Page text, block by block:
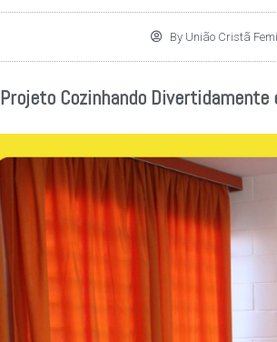
ByUnião Cristã
Projeto Cozinhando Divertidamente